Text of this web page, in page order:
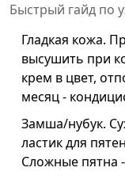
Быстрый гайд по
Гладкая кожа.
высушить при
крем в цвет,
месяц -
Замша/нубук.
ластик для
Сложные пятна